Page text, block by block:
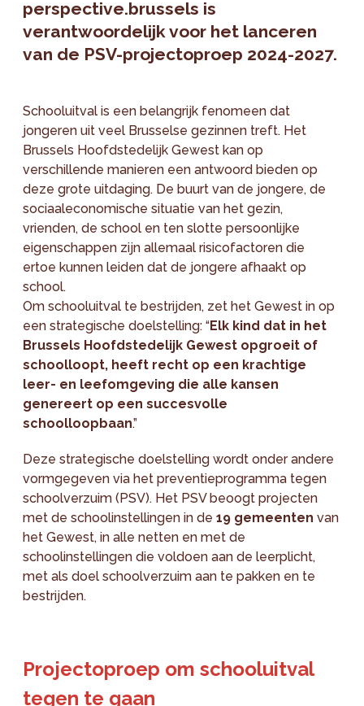
perspective.brussels is
verantwoordelijk voor het lanceren
van de PSV-projectoproep 2024-2027.
Schooluitval is een belangrijk fenomeen dat
jongeren uit veel Brusselse gezinnen treft. Het
Brussels Hoofdstedelijk Gewest kan op
verschillende manieren een antwoord bieden op
deze grote uitdaging. De buurt van de jongere, de
sociaaleconomische situatie van het gezin,
vrienden, de school en ten slotte persoonlijke
eigenschappen zijn allemaal risicofactoren die
ertoe kunnen leiden dat de jongere afhaakt op
school.
Om schooluitval te bestrijden, zet het Gewest in op
een strategische doelstelling: “Elk kind dat in het
Brussels Hoofdstedelijk Gewest opgroeit of
schoolloopt, heeft recht op een krachtige
leer- en leefomgeving die alle kansen
genereert op een succesvolle
schoolloopbaan.”
Deze strategische doelstelling wordt onder andere
vormgegeven via het preventieprogramma tegen
schoolverzuim (PSV). Het PSV beoogt projecten
met de schoolinstellingen in de19 gemeenten van
het Gewest, in alle netten en met de
schoolinstellingen die voldoen aan de leerplicht,
met als doel schoolverzuim aan te pakken en te
bestrijden.
Projectoproep om schooluitval
tegen te gaan